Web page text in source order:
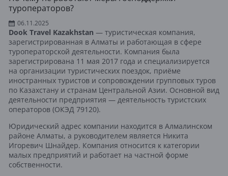
туроператоров?
06.11.2025
Dook Travel Kazakhstan — туристическая компания,
зарегистрированная в Алматы и работающая в сфере
туроператорской деятельности. Компания была
зарегистрирована 11 мая 2017 года и специализируется
на организации туристических поездок, приёме
иностранных туристов и сопровождении групповых туров
по Казахстану и странам Центральной Азии. Основной вид
деятельности предприятия — деятельность туристских
операторов (ОКЭД 79120).
Юридический адрес компании находится в Алмалинском
районе Алматы, а руководителем является Никита
Игоревич Шнайдер. Компания относится к категории
малых предприятий и работает на частной форме
собственности.